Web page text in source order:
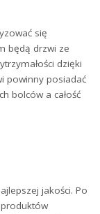
się
będą drzwi ze
dzięki
powinny posiadać
bolców a całość
jakości. Po